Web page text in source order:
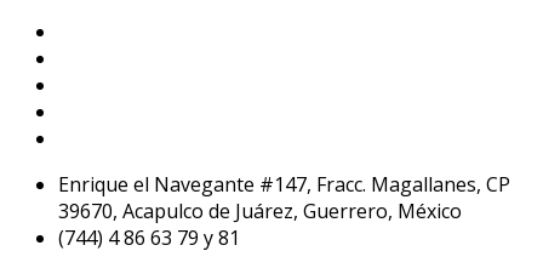
Enrique el Navegante #147, Fracc. Magallanes, CP
39670, Acapulco de Juárez, Guerrero, México
(744) 4 86 63 79 y 81